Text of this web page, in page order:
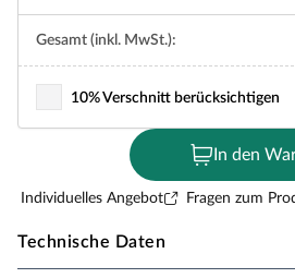
Gesamt (inkl. MwSt.):
10% Verschnitt berücksichtigen
In den
Individuelles Angebot Fragen zum
Technische Daten